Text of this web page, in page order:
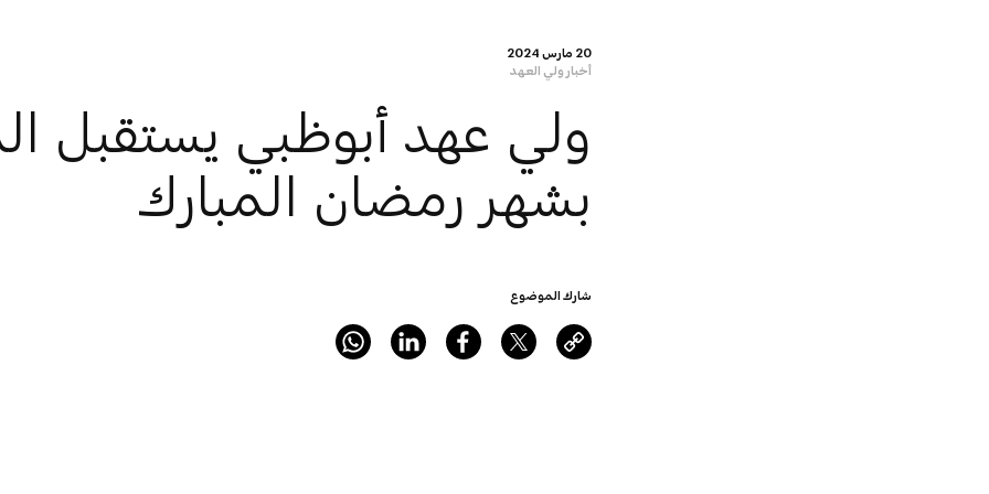
20 مارس 2024
أخبار ولي العهد
ولي عهد أبوظبي يستقبل
بشهر رمضان المبارك
شارك الموضوع